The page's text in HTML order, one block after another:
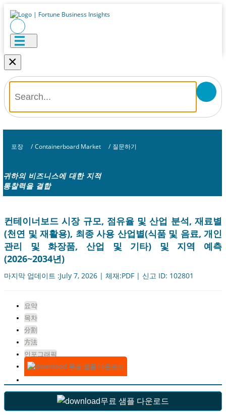
×
포장 / Containerboard Market / 질문하기
귀하의 비즈니스에 대한 지적
통찰력을 결합
컨테이너보드 시장 규모, 점유율 및 산업 분석, 재료별
(천연 및 재활용), 최종 사용 산업별(식품 및 음료, 개인
관리 및 화장품, 산업 및 기타) 및 지역 예측
(2026~2034년)
마지막 업데이트 :July 7, 2026 | 체재:PDF | 신고 ID: 102801
요약
목차
分割
方法
인포그래픽
무료 샘플 다운로드
무료 샘플 다운로드